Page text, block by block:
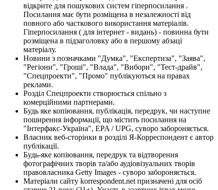
відкрите для пошукових систем гіперпосилання .
Посилання має бути розміщена в незалежності від
повного або часткового використання матеріалів.
Гіперпосилання ( для інтернет - видань) - повинна бути
розміщена в підзаголовку або в першому абзаці
матеріалу.
Новини з позначками "Думка", "Експертиза", "Заява",
"Регіони", "Гроші", "Влада", "Вибори", "Тест-драйв",
"Спецпроекти", "Промо" публікуються на правах
реклами.
Розділ Спецпроекти створюється спільно з
комерційними партнерами.
Будь яке копіювання, публікація, передрук, чи наступне
поширення інформації, що містить посилання на
"Інтерфакс-Україна", EPA / UPG, суворо забороняється.
Власник веб-сторінки в розділі Я-Корреспондент є автор
публікації.
Будь-яке копіювання, передрук та відтворення
фотографічних творів та/або аудіовізуальних творів
правовласника Getty Images - суворо забороняється.
Матеріали сайту korrespondent.net призначені для осіб